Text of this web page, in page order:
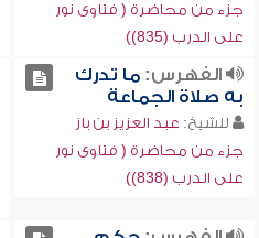
جزء من محاضرة ( فتاوى نور
على الدرب (835))
الفهرس:ما تدرك
به صلاة الجماعة
للشيخ: عبد العزيز بن باز
جزء من محاضرة ( فتاوى نور
على الدرب (838))